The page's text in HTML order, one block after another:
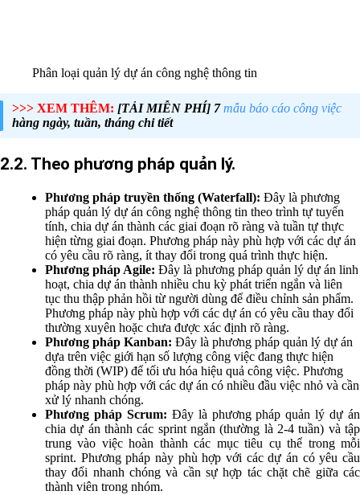
Phân loại quản lý dự án công nghệ thông tin
>>> XEM THÊM: [TẢI MIỄN PHÍ] 7mẫu báo cáo công việc
hàng ngày, tuần, tháng chi tiết
2.2. Theo phương pháp quản lý.
Phương pháp truyền thống (Waterfall): Đây là phương
pháp quản lý dự án công nghệ thông tin theo trình tự tuyến
tính, chia dự án thành các giai đoạn rõ ràng và tuần tự thực
hiện từng giai đoạn. Phương pháp này phù hợp với các dự án
có yêu cầu rõ ràng, ít thay đổi trong quá trình thực hiện.
Phương pháp Agile: Đây là phương pháp quản lý dự án linh
hoạt, chia dự án thành nhiều chu kỳ phát triển ngắn và liên
tục thu thập phản hồi từ người dùng để điều chỉnh sản phẩm.
Phương pháp này phù hợp với các dự án có yêu cầu thay đổi
thường xuyên hoặc chưa được xác định rõ ràng.
Phương pháp Kanban: Đây là phương pháp quản lý dự án
dựa trên việc giới hạn số lượng công việc đang thực hiện
đồng thời (WIP) để tối ưu hóa hiệu quả công việc. Phương
pháp này phù hợp với các dự án có nhiều đầu việc nhỏ và cần
xử lý nhanh chóng.
Phương pháp Scrum: Đây là phương pháp quản lý dự án
chia dự án thành các sprint ngắn (thường là 2-4 tuần) và tập
trung vào việc hoàn thành các mục tiêu cụ thể trong mỗi
sprint. Phương pháp này phù hợp với các dự án có yêu cầu
thay đổi nhanh chóng và cần sự hợp tác chặt chẽ giữa các
thành viên trong nhóm.